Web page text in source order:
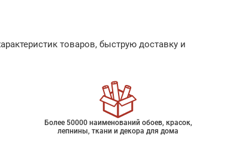
товаров, быструю доставку и
Более 50000 наименований обоев, красок,
лепнины, ткани и декора для дома